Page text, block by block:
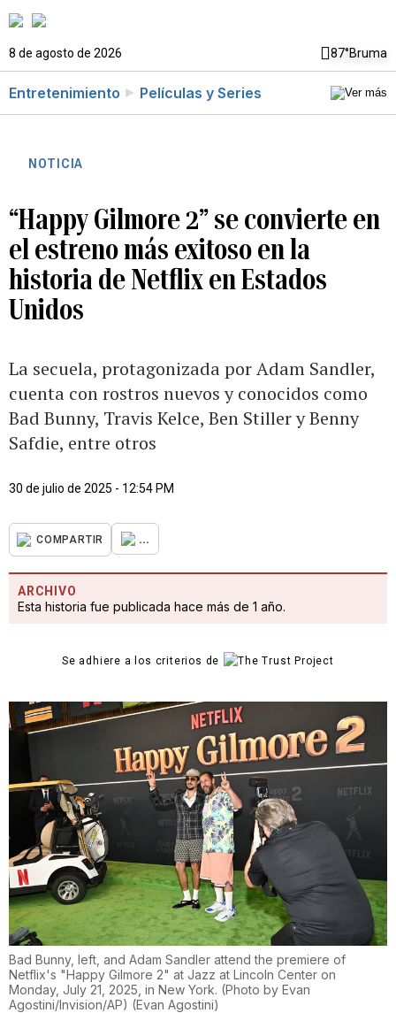
8 de agosto de 2026 87°Bruma
Entretenimiento Películas y Series
NOTICIA
“Happy Gilmore 2” se convierte en
el estreno más exitoso en la
historia de Netflix en Estados
Unidos
La secuela, protagonizada por Adam Sandler,
cuenta con rostros nuevos y conocidos como
Bad Bunny, Travis Kelce, Ben Stiller y Benny
Safdie, entre otros
30 de julio de 2025 - 12:54 PM
COMPARTIR ...
ARCHIVO
Esta historia fue publicada hace más de 1 año.
Se adhiere a los criterios de
Bad Bunny, left, and Adam Sandler attend the premiere of
Netflix's "Happy Gilmore 2" at Jazz at Lincoln Center on
Monday, July 21, 2025, in New York. (Photo by Evan
Agostini/Invision/AP) (Evan Agostini)